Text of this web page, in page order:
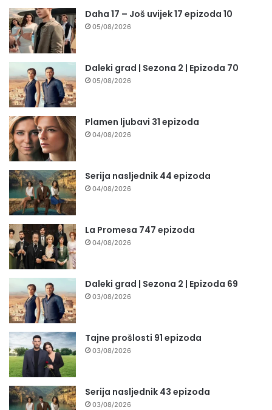
Daha 17 – Još uvijek 17 epizoda 10
05/08/2026
Daleki grad | Sezona 2 | Epizoda 70
05/08/2026
Plamen ljubavi 31 epizoda
04/08/2026
Serija nasljednik 44 epizoda
04/08/2026
La Promesa 747 epizoda
04/08/2026
Daleki grad | Sezona 2 | Epizoda 69
03/08/2026
Tajne prošlosti 91 epizoda
03/08/2026
Serija nasljednik 43 epizoda
03/08/2026